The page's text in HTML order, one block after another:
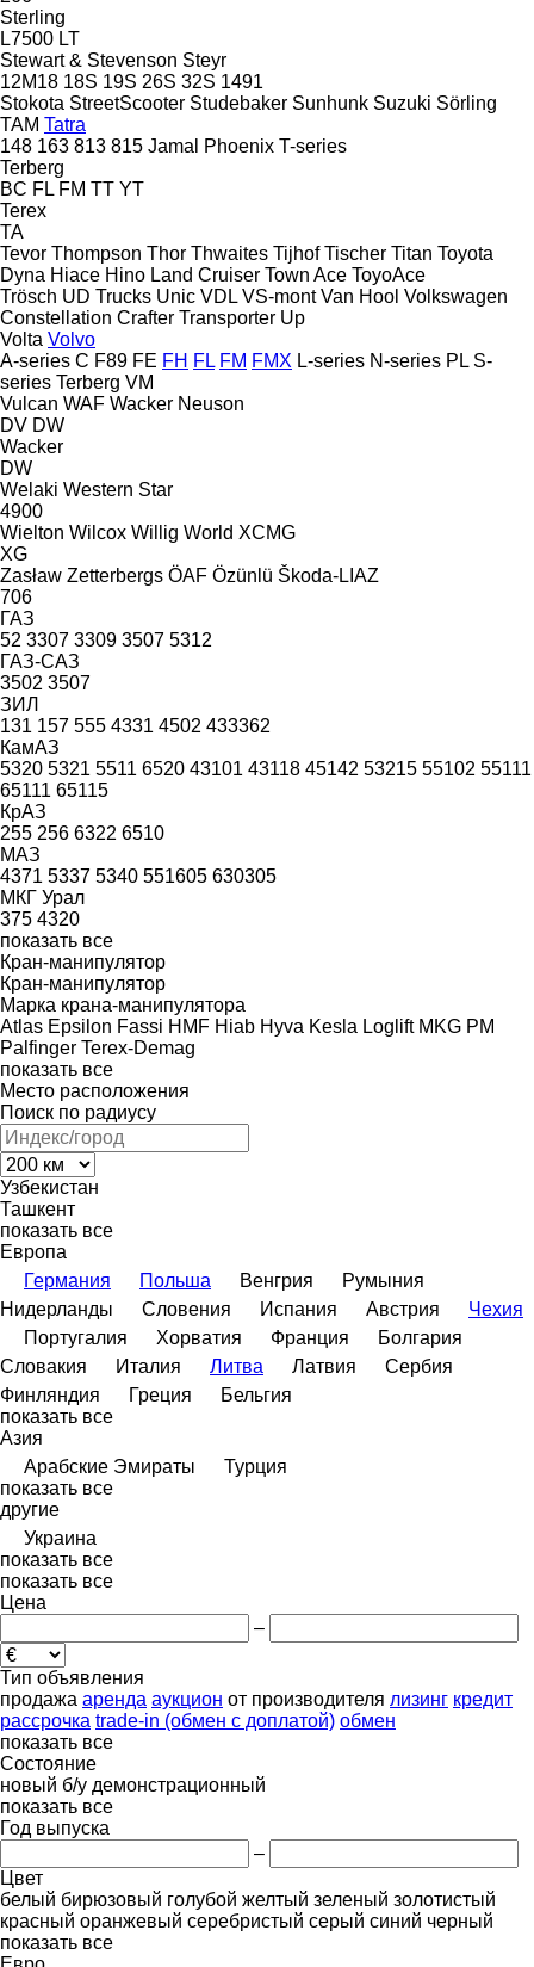
Sterling
L7500 LT
Stewart & Stevenson Steyr
12M18 18S 19S 26S 32S 1491
Stokota StreetScooter Studebaker Sunhunk Suzuki Sörling
TAM Tatra
148 163 813 815 Jamal Phoenix T-series
Terberg
BC FL FM TT YT
Terex
TA
Tevor Thompson Thor Thwaites Tijhof Tischer Titan Toyota
Dyna Hiace Hino Land Cruiser Town Ace ToyoAce
Trösch UD Trucks Unic VDL VS-mont Van Hool Volkswagen
Constellation Crafter Transporter Up
Volta Volvo
A-series C F89 FE FH FL FM FMX L-series N-series PL S-
series Terberg VM
Vulcan WAF Wacker Neuson
DV DW
Wacker
DW
Welaki Western Star
4900
Wielton Wilcox Willig World XCMG
XG
Zasław Zetterbergs ÖAF Özünlü Škoda-LIAZ
706
ГАЗ
52 3307 3309 3507 5312
ГАЗ-САЗ
3502 3507
ЗИЛ
131 157 555 4331 4502 433362
КамАЗ
5320 5321 5511 6520 43101 43118 45142 53215 55102 55111
65111 65115
КрАЗ
255 256 6322 6510
МАЗ
4371 5337 5340 551605 630305
МКГ Урал
375 4320
показать все
Кран-манипулятор
Кран-манипулятор
Марка крана-манипулятора
Atlas Epsilon Fassi HMF Hiab Hyva Kesla Loglift MKG PM
Palfinger Terex-Demag
показать все
Место расположения
Поиск по радиусу
Узбекистан
Ташкент
показать все
Европа
Германия
Польша Венгрия
Румыния
Нидерланды
Словения Испания Австрия
Чехия
Португалия
Хорватия Франция
Болгария
Словакия
Италия Литва Латвия
Сербия
Финляндия
Греция
Бельгия
показать все
Азия
Арабские Эмираты
Турция
показать все
другие
Украина
показать все
показать все
Цена
–
Тип объявления
продажа аренда аукцион от производителя лизинг кредит
рассрочка trade-in (обмен с доплатой) обмен
показать все
Состояние
новый б/у демонстрационный
показать все
Год выпуска
–
Цвет
белый бирюзовый голубой желтый зеленый золотистый
красный оранжевый серебристый серый синий черный
показать все